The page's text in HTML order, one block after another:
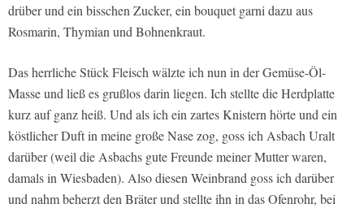
drüber und ein bisschen Zucker, ein bouquet garni dazu aus
Rosmarin, Thymian und Bohnenkraut.
Das herrliche Stück Fleisch wälzte ich nun in der Gemüse-Öl-
Masse und ließ es grußlos darin liegen. Ich stellte die Herdplatte
kurz auf ganz heiß. Und als ich ein zartes Knistern hörte und ein
köstlicher Duft in meine große Nase zog, goss ich Asbach Uralt
darüber (weil die Asbachs gute Freunde meiner Mutter waren,
damals in Wiesbaden). Also diesen Weinbrand goss ich darüber
und nahm beherzt den Bräter und stellte ihn in das Ofenrohr, bei